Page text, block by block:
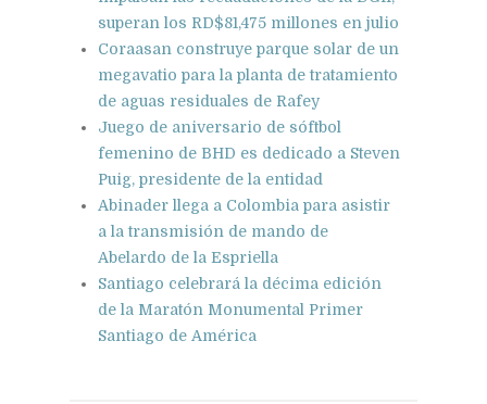
superan los RD$81,475 millones en julio
Coraasan construye parque solar de un
megavatio para la planta de tratamiento
de aguas residuales de Rafey
Juego de aniversario de sóftbol
femenino de BHD es dedicado a Steven
Puig, presidente de la entidad
Abinader llega a Colombia para asistir
a la transmisión de mando de
Abelardo de la Espriella
Santiago celebrará la décima edición
de la Maratón Monumental Primer
Santiago de América